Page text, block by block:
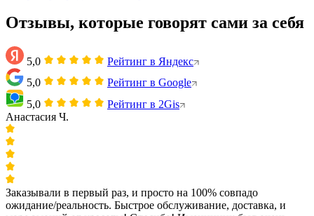
Отзывы, которые говорят сами за себя
5,0
Рейтинг в Яндекс
5,0
Рейтинг в Google
5,0
Рейтинг в 2Gis
Анастасия Ч.
Заказывали в первый раз, и просто на 100% совпадо
ожидание/реальность. Быстрое обслуживание, доставка, и